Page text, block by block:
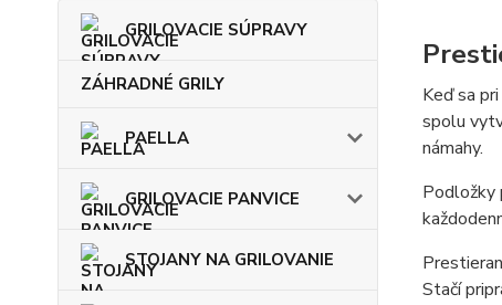
GRILOVACIE SÚPRAVY
ZÁHRADNÉ GRILY
PAELLA
GRILOVACIE PANVICE
STOJANY NA GRILOVANIE
Keď sa
spolu
námahy.
Podložky
Stačí